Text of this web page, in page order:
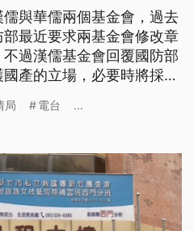
與華儒兩個基金會，過去
最近要求兩基金會修改章
過漢儒基金會回覆國防部
產的立場，必要時將採取
局 電台 ...